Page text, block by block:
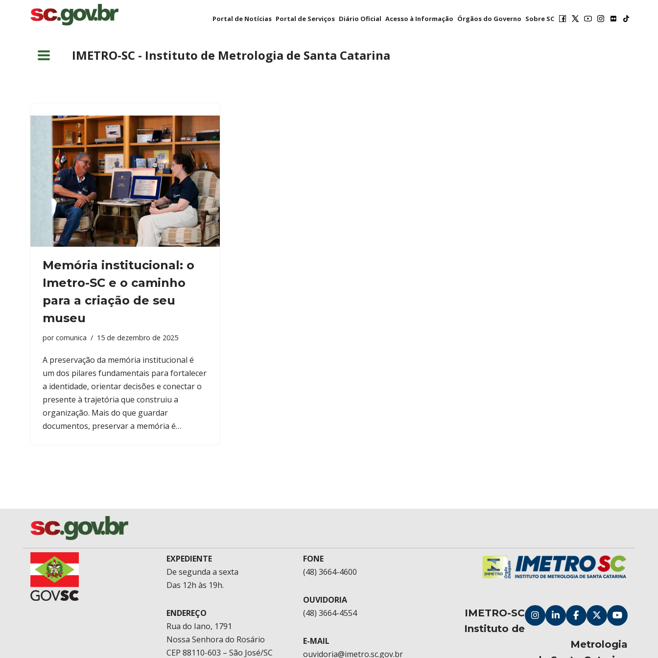
Portal de Notícias Portal de Serviços Diário Oficial Acesso à Informação Órgãos do Governo Sobre SC
IMETRO-SC - Instituto de Metrologia de Santa Catarina
Memória institucional: o
Imetro-SC e o caminho
para a criação de seu
museu
porcomunica 15 de dezembro de 2025
A preservação da memória institucional é
um dos pilares fundamentais para fortalecer
a identidade, orientar decisões e conectar o
presente à trajetória que construiu a
organização. Mais do que guardar
documentos, preservar a memória é…
EXPEDIENTE
De segunda a sexta
Das 12h às 19h.
ENDEREÇO
Rua do Iano, 1791
Nossa Senhora do Rosário
CEP 88110-603 – São José/SC
FONE
(48) 3664-4600
OUVIDORIA
(48) 3664-4554
E-MAIL
ouvidoria@imetro.sc.gov.br
IMETRO-SC
Instituto de
Metrologia